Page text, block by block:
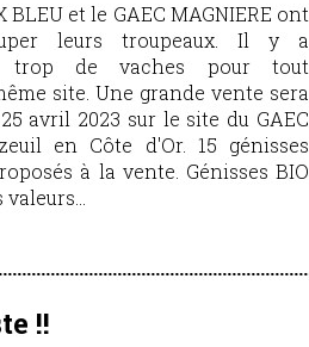
BLEU et le GAEC MAGNIERE ont
leurs troupeaux. Il y a
trop de vaches pour tout
site. Une grande vente sera
avril 2023 sur le site du GAEC
en Côte d'Or. 15 génisses
à la vente. Génisses BIO
!!